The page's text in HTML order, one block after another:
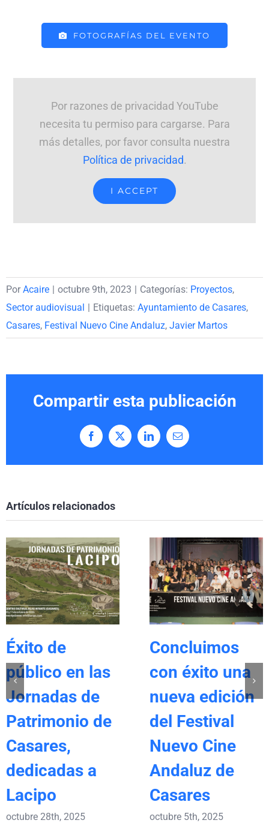
FOTOGRAFÍAS DEL EVENTO
Por razones de privacidad YouTube
necesita tu permiso para cargarse. Para
más detalles, por favor consulta nuestra
Política de privacidad.
I ACCEPT
PorAcaire octubre 9th, 2023 Categorías: Proyectos,
Sector audiovisual
Etiquetas: Ayuntamiento de Casares,
Casares, Festival Nuevo Cine Andaluz, Javier Martos
Compartir esta publicación
Facebook
X LinkedInCorreo
electrónico
Artículos relacionados
Éxito de
público en las
Jornadas de
Patrimonio de
Casares,
dedicadas a
Lacipo
octubre 28th, 2025
Concluimos
con éxito una
nueva edición
del Festival
Nuevo Cine
Andaluz de
Casares
octubre 5th, 2025